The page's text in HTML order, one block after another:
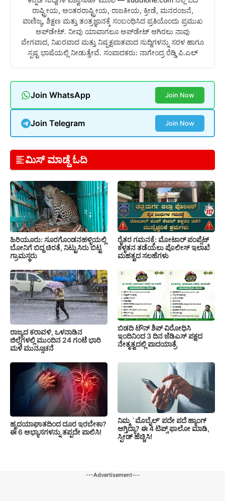
ರಾಷ್ಟ್ರೀಯ, ಅಂತರರಾಷ್ಟ್ರೀಯ, ರಾಜಕೀಯ, ಕ್ರೀಡೆ, ಮನರಂಜನೆ,
ವಾಣಿಜ್ಯ, ಶಿಕ್ಷಣ ಮತ್ತು ತಂತ್ರಜ್ಞಾನಕ್ಕೆ ಸಂಬಂಧಿಸಿದ ಪ್ರತಿಯೊಂದು ಪ್ರಮುಖ
ಅಪ್‌ಡೇಟ್. ನೀವು ಯಾವಾಗಲೂ ಅಪ್‌ಡೇಟ್ ಆಗಿರಲು ನಾವು
ವೇಗವಾದ, ನಿಖರವಾದ ಮತ್ತು ನಿಷ್ಪಕ್ಷಪಾತವಾದ ಸುದ್ದಿಗಳನ್ನು ಸರಳ ಹಾಗೂ
ಸ್ಪಷ್ಟ ಭಾಷೆಯಲ್ಲಿ ನೀಡುತ್ತೇವೆ. ಸಂಪಾದಕರು: ನಾಗೇಂದ್ರ ರೆಡ್ಡಿ ಪಿ.ಎಲ್
Join WhatsApp Join Now
Join Telegram Join Now
ಮಿಸ್ ಮಾಡ್ದೆ ಓದಿ
ಹಿರಿಯೂರು: ಸೂರಗೊಂಡನಹಳ್ಳಿಯಲ್ಲಿ
ಬೋನಿಗೆ ಬಿದ್ದ ಚಿರತೆ, ನಿಟ್ಟುಸಿರು ಬಿಟ್ಟ
ಗ್ರಾಮಸ್ಥರು
ರೈತರ ಗಮನಕ್ಕೆ: ಮೋಟಾರ್ ಪಂಪ್ಸೆಟ್
ಕಳ್ಳತನ ತಡೆಯಲು ಪೊಲೀಸ್ ಇಲಾಖೆ
ಮಹತ್ವದ ಸಲಹೆಗಳು
ರಾಜ್ಯದ ಕರಾವಳಿ, ಒಳನಾಡಿನ
ಜಿಲ್ಲೆಗಳಲ್ಲಿ ಮುಂದಿನ 24 ಗಂಟೆ ಭಾರಿ
ಮಳೆ ಮುನ್ಸೂಚನೆ
ಬಿಡದಿ ಟೌನ್ ಶಿಪ್ ವಿರೋಧಿಸಿ
ಇಂದಿನಿಂದ 3 ದಿನ ಜೆಡಿಎಸ್ ಪಕ್ಷದ
ನೇತೃತ್ವದಲ್ಲಿ ಪಾದಯಾತ್ರೆ
ಹೃದಯಾಘಾತದಿಂದ ದೂರ ಇರಬೇಕಾ?
ಈ 6 ಅಭ್ಯಾಸಗಳನ್ನು ತಪ್ಪದೇ ಪಾಲಿಸಿ!
ನಿಮ್ಮ `ಮೊಬೈಲ್’ ಪದೇ ಪದೆ ಹ್ಯಾಂಗ್
ಆಗ್ತಿದ್ಯಾ? ಈ 4 ಟಿಪ್ಸ್ ಫಾಲೋ ಮಾಡಿ,
ಸ್ಪೀಡ್ ಹೆಚ್ಚಿಸಿ!
---Advertisement---